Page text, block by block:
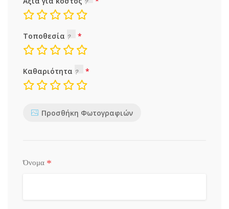
Τοποθεσία
Καθαριότητα
Προσθήκη Φωτογραφιών
Όνομα *